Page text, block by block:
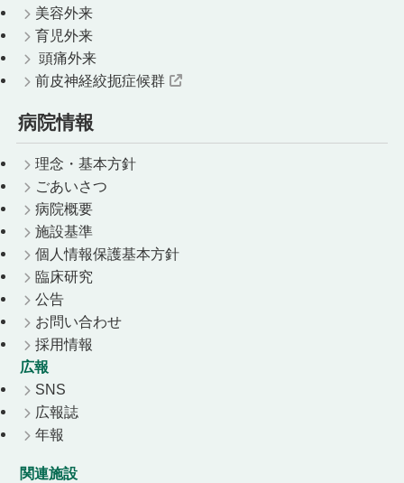
美容外来
育児外来
頭痛外来
前皮神経絞扼症候群
病院情報
理念・基本方針
ごあいさつ
病院概要
施設基準
個人情報保護基本方針
臨床研究
公告
お問い合わせ
採用情報
広報
SNS
広報誌
年報
関連施設